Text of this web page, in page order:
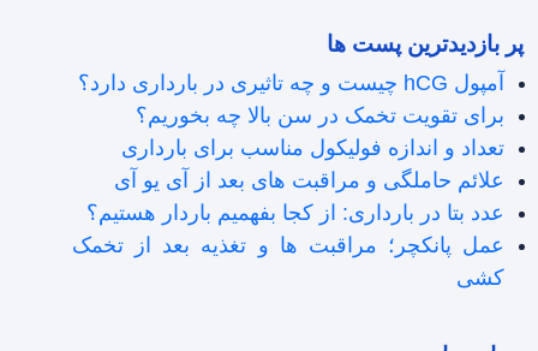
پر بازدیدترین پست ها
آمپول hCG چیست و چه تاثیری در بارداری دارد؟
برای تقویت تخمک در سن بالا چه بخوریم؟
تعداد و اندازه فولیکول مناسب برای بارداری
علائم حاملگی و مراقبت های بعد از آی یو آی
عدد بتا در بارداری: از کجا بفهمیم باردار هستیم؟
عمل پانکچر؛ مراقبت ها و تغذیه بعد از تخمک
کشی